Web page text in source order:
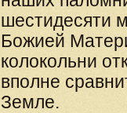
шестидесяти
Божией
колокольни
вполне
Земле.